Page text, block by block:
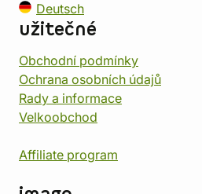
Deutsch
užitečné
Obchodní podmínky
Ochrana osobních údajů
Rady a informace
Velkoobchod
Affiliate program